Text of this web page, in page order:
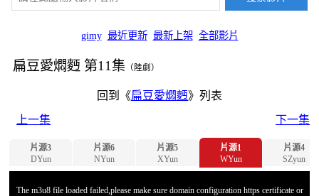
gimy 最近更新 最新上架 全部影片
扁豆愛燜麪 第11集 （陸劇）
回到《扁豆愛燜麪》列表
上一集
下一集
片源3
DYun
片源6
NYun
片源5
XYun
片源1
WYun
片源4
SZyun